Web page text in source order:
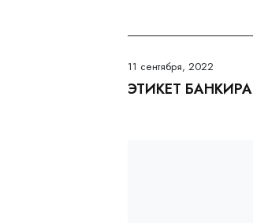
11 сентября, 2022
ЭТИКЕТ БАНКИРА